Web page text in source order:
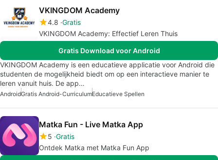
VKINGDOM Academy
4.8 Gratis
VKINGDOM Academy: Effectief Leren Thuis
Gratis Download voor Android
VKINGDOM Academy is een educatieve applicatie voor Android die
studenten de mogelijkheid biedt om op een interactieve manier te
leren vanuit huis. De app…
AndroidGratis Android-CurriculumEducatieve Spellen
Matka Fun - Live Matka App
5 Gratis
Ontdek Matka met Matka Fun App